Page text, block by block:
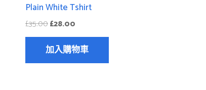
Plain White Tshirt
£35.00£28.00
加入購物車